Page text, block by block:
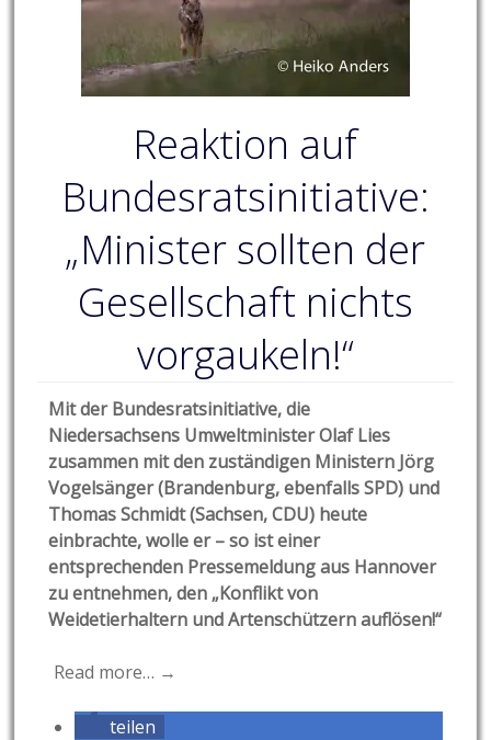
Reaktion auf
Bundesratsinitiative:
„Minister sollten der
Gesellschaft nichts
vorgaukeln!“
Mit der Bundesratsinitiative, die
Niedersachsens Umweltminister Olaf Lies
zusammen mit den zuständigen Ministern Jörg
Vogelsänger (Brandenburg, ebenfalls SPD) und
Thomas Schmidt (Sachsen, CDU) heute
einbrachte, wolle er – so ist einer
entsprechenden Pressemeldung aus Hannover
zu entnehmen, den „Konflikt von
Weidetierhaltern und Artenschützern auflösen!“
Read more… →
teilen